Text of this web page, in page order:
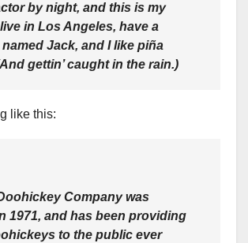
by night, and this is my
in Los Angeles, have a
Jack, and I like piña
gettin’ caught in the rain.)
like this:
Company was
1971, and has been providing
to the public ever